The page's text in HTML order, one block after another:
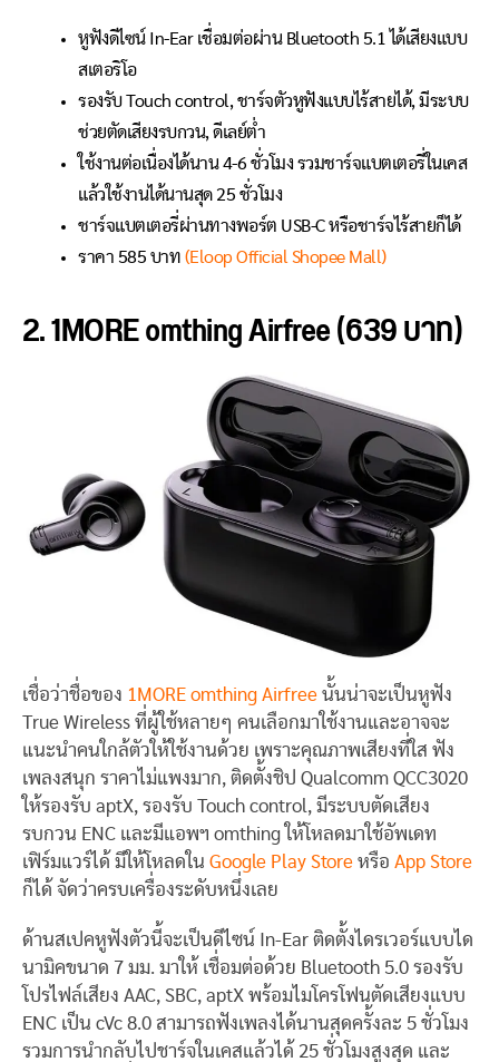
หูฟังดีไซน์ In-Ear เชื่อมต่อผ่าน Bluetooth 5.1 ได้เสียงแบบ
สเตอริโอ
รองรับ Touch control, ชาร์จตัวหูฟังแบบไร้สายได้, มีระบบ
ช่วยตัดเสียงรบกวน, ดีเลย์ต่ำ
ใช้งานต่อเนื่องได้นาน 4-6 ชั่วโมง รวมชาร์จแบตเตอรี่ในเคส
แล้วใช้งานได้นานสุด 25 ชั่วโมง
ชาร์จแบตเตอรี่ผ่านทางพอร์ต USB-C หรือชาร์จไร้สายก็ได้
ราคา 585 บาท (Eloop Official Shopee Mall)
2. 1MORE omthing Airfree (639 บาท)
เชื่อว่าชื่อของ 1MORE omthing Airfree นั้นน่าจะเป็นหูฟัง
True Wireless ที่ผู้ใช้หลายๆ คนเลือกมาใช้งานและอาจจะ
แนะนำคนใกล้ตัวให้ใช้งานด้วย เพราะคุณภาพเสียงที่ใส ฟัง
เพลงสนุก ราคาไม่แพงมาก, ติดตั้งชิป Qualcomm QCC3020
ให้รองรับ aptX, รองรับ Touch control, มีระบบตัดเสียง
รบกวน ENC และมีแอพฯ omthing ให้โหลดมาใช้อัพเดท
เฟิร์มแวร์ได้ มีให้โหลดใน Google Play Store หรือ App Store
ก็ได้ จัดว่าครบเครื่องระดับหนึ่งเลย
ด้านสเปคหูฟังตัวนี้จะเป็นดีไซน์ In-Ear ติดตั้งไดรเวอร์แบบได
นามิคขนาด 7 มม. มาให้ เชื่อมต่อด้วย Bluetooth 5.0 รองรับ
โปรไฟล์เสียง AAC, SBC, aptX พร้อมไมโครโฟนตัดเสียงแบบ
ENC เป็น cVc 8.0 สามารถฟังเพลงได้นานสุดครั้งละ 5 ชั่วโมง
รวมการนำกลับไปชาร์จในเคสแล้วได้ 25 ชั่วโมงสูงสุด และ